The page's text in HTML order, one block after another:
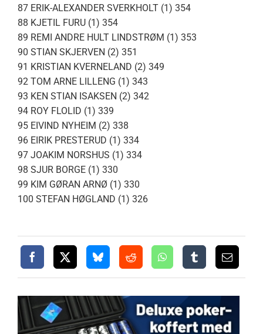
87 ERIK-ALEXANDER SVERKHOLT (1) 354
88 KJETIL FURU (1) 354
89 REMI ANDRE HULT LINDSTRØM (1) 353
90 STIAN SKJERVEN (2) 351
91 KRISTIAN KVERNELAND (2) 349
92 TOM ARNE LILLENG (1) 343
93 KEN STIAN ISAKSEN (2) 342
94 ROY FLOLID (1) 339
95 EIVIND NYHEIM (2) 338
96 EIRIK PRESTERUD (1) 334
97 JOAKIM NORSHUS (1) 334
98 SJUR BORGE (1) 330
99 KIM GØRAN ARNØ (1) 330
100 STEFAN HØGLAND (1) 326